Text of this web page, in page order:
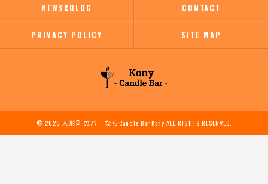
NEWS&BLOG CONTACT
PRIVACY POLICY SITE MAP
© 2026 人形町のバーならCandle Bar Kony ALL RIGHTS RESERVED.